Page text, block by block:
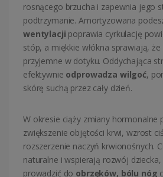
rosnącego brzucha i zapewnia jego
podtrzymanie. Amortyzowana
wentylacji poprawia cyrkulację
stóp, a miękkie włókna sprawiają,
przyjemne w dotyku. Oddychająca
efektywnie odprowadza wilgoć,
skórę suchą przez cały dzień.
W okresie ciąży zmiany hormonalne
zwiększenie objętości krwi, wzrost
rozszerzenie naczyń krwionośnych.
naturalne i wspierają rozwój
prowadzić do obrzęków, bólu nóg